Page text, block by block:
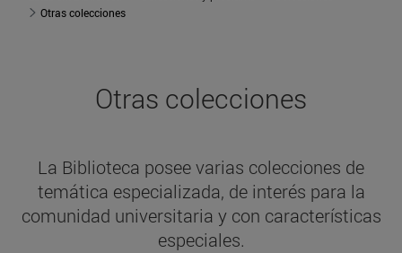
Otras colecciones
Otras colecciones
La Biblioteca posee varias colecciones de
temática especializada, de interés para la
comunidad universitaria y con características
especiales.